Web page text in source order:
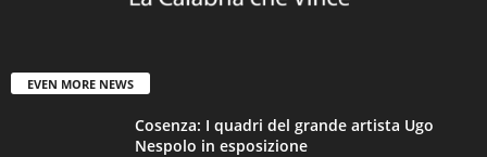
EVEN MORE NEWS
Cosenza: I quadri del grande artista Ugo
Nespolo in esposizione